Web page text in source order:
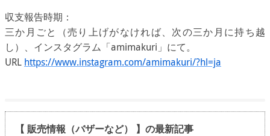
収支報告時期：
三か月ごと（売り上げがなければ、次の三か月に持ち越
し）、インスタグラム「amimakuri」にて。
URL https://www.instagram.com/amimakuri/?hl=ja
【 販売情報（バザーなど） 】の最新記事